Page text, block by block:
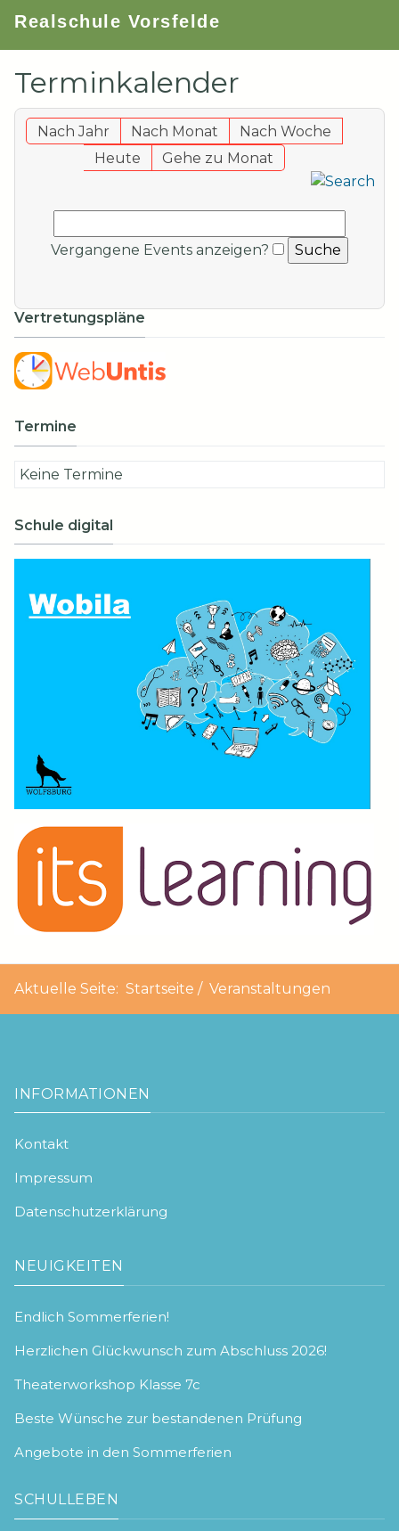
Realschule Vorsfelde
Terminkalender
Nach Jahr Nach Monat
Nach Woche
Heute
Gehe zu Monat
Vergangene Events anzeigen?
Vertretungspläne
Termine
Keine Termine
Schule digital
Aktuelle Seite: Startseite Veranstaltungen
INFORMATIONEN
Kontakt
Impressum
Datenschutzerklärung
NEUIGKEITEN
Endlich Sommerferien!
Herzlichen Glückwunsch zum Abschluss 2026!
Theaterworkshop Klasse 7c
Beste Wünsche zur bestandenen Prüfung
Angebote in den Sommerferien
SCHULLEBEN